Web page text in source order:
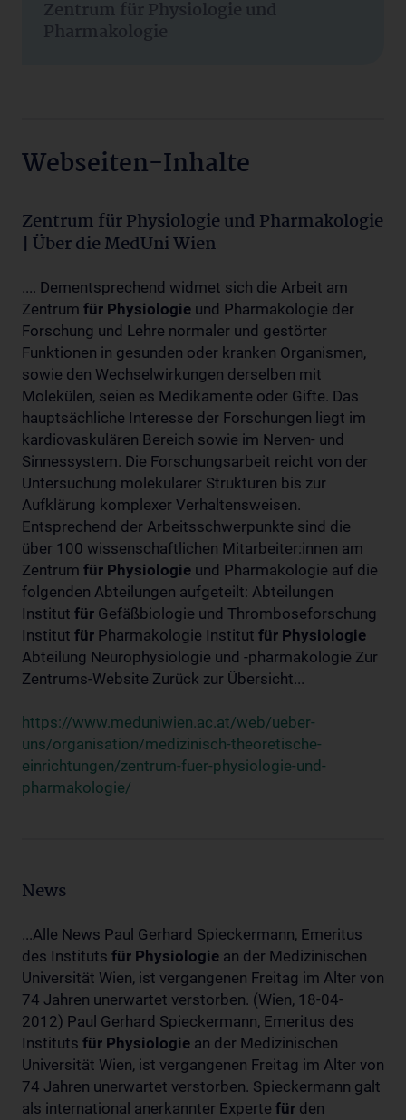
Zentrum für Physiologie und
Pharmakologie
Webseiten-Inhalte
Zentrum für Physiologie und Pharmakologie
| Über die MedUni Wien
.... Dementsprechend widmet sich die Arbeit am
Zentrum für Physiologie und Pharmakologie der
Forschung und Lehre normaler und gestörter
Funktionen in gesunden oder kranken Organismen,
sowie den Wechselwirkungen derselben mit
Molekülen, seien es Medikamente oder Gifte. Das
hauptsächliche Interesse der Forschungen liegt im
kardiovaskulären Bereich sowie im Nerven- und
Sinnessystem. Die Forschungsarbeit reicht von der
Untersuchung molekularer Strukturen bis zur
Aufklärung komplexer Verhaltensweisen.
Entsprechend der Arbeitsschwerpunkte sind die
über 100 wissenschaftlichen Mitarbeiter:innen am
Zentrum für Physiologie und Pharmakologie auf die
folgenden Abteilungen aufgeteilt: Abteilungen
Institut für Gefäßbiologie und Thromboseforschung
Institut für Pharmakologie Institut für Physiologie
Abteilung Neurophysiologie und -pharmakologie Zur
Zentrums-Website Zurück zur Übersicht...
https://www.meduniwien.ac.at/web/ueber-
uns/organisation/medizinisch-theoretische-
einrichtungen/zentrum-fuer-physiologie-und-
pharmakologie/
News
...Alle News Paul Gerhard Spieckermann, Emeritus
des Instituts für Physiologie an der Medizinischen
Universität Wien, ist vergangenen Freitag im Alter von
74 Jahren unerwartet verstorben. (Wien, 18-04-
2012) Paul Gerhard Spieckermann, Emeritus des
Instituts für Physiologie an der Medizinischen
Universität Wien, ist vergangenen Freitag im Alter von
74 Jahren unerwartet verstorben. Spieckermann galt
als international anerkannter Experte für den